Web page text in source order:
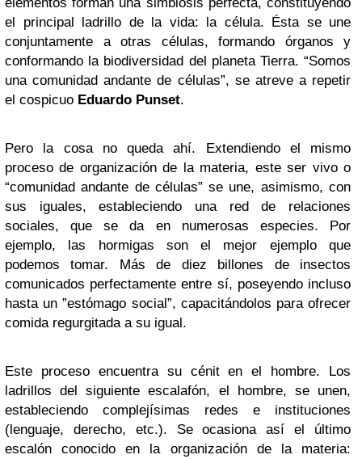
el principal ladrillo de la vida: la célula. Ésta se une
conjuntamente a otras células, formando órganos y
conformando la biodiversidad del planeta Tierra. “Somos
una comunidad andante de células”, se atreve a repetir
el cospicuo Eduardo Punset.
Pero la cosa no queda ahí. Extendiendo el mismo
proceso de organización de la materia, este ser vivo o
“comunidad andante de células” se une, asimismo, con
sus iguales, estableciendo una red de relaciones
sociales, que se da en numerosas especies. Por
ejemplo, las hormigas son el mejor ejemplo que
podemos tomar. Más de diez billones de insectos
comunicados perfectamente entre sí, poseyendo incluso
hasta un ”estómago social”, capacitándolos para ofrecer
comida regurgitada a su igual.
Este proceso encuentra su cénit en el hombre. Los
ladrillos del siguiente escalafón, el hombre, se unen,
estableciendo complejísimas redes e instituciones
(lenguaje, derecho, etc.). Se ocasiona así el último
escalón conocido en la organización de la materia: